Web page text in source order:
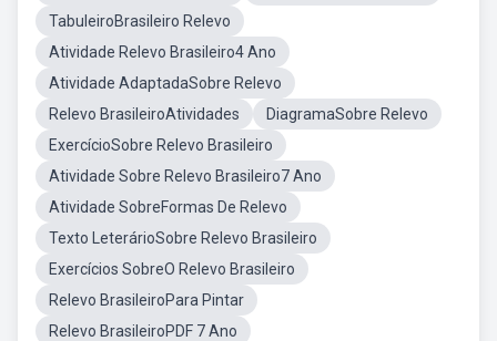
TabuleiroBrasileiro Relevo
Atividade Relevo Brasileiro4 Ano
Atividade AdaptadaSobre Relevo
Relevo BrasileiroAtividades
DiagramaSobre Relevo
ExercícioSobre Relevo Brasileiro
Atividade Sobre Relevo Brasileiro7 Ano
Atividade SobreFormas De Relevo
Texto LeterárioSobre Relevo Brasileiro
Exercícios SobreO Relevo Brasileiro
Relevo BrasileiroPara Pintar
Relevo BrasileiroPDF 7 Ano